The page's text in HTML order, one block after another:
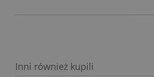
Inni również kupili